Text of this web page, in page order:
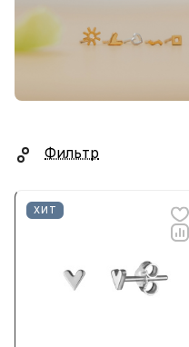
Фильтр
ХИТ